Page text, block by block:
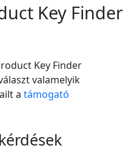
Key Finder
Key Finder
valamelyik
a támogató